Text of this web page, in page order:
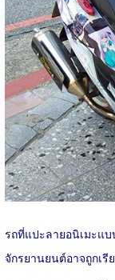
รถที่แปะลายอนิเมะแ
จักรยานยนต์อาจถูกเรี